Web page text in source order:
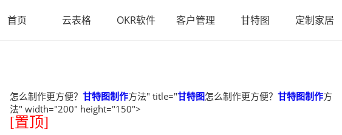
首页 云表格 OKR软件 客户管理 甘特图 定制家居
怎么制作更方便？ 甘特图制作方法" title="甘特图怎么制作更方便？ 甘特图制作方
法" width="200" height="150">
[置顶]